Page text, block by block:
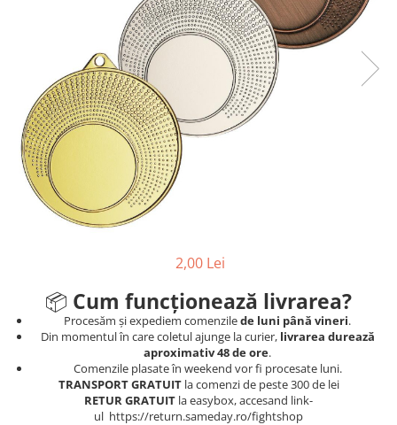
Tenis de Masa
Volei
Alte ramuri sportive
2,00 Lei
📦 Cum funcționează livrarea?
Procesăm și expediem comenzilede luni până vineri.
Din momentul în care coletul ajunge la curier, livrarea durează
aproximativ 48 de ore.
Comenzile plasate în weekend vor fi procesate luni.
TRANSPORT GRATUITla comenzi de peste 300 de lei
RETUR GRATUIT la easybox, accesand link-
ul https://return.sameday.ro/fightshop